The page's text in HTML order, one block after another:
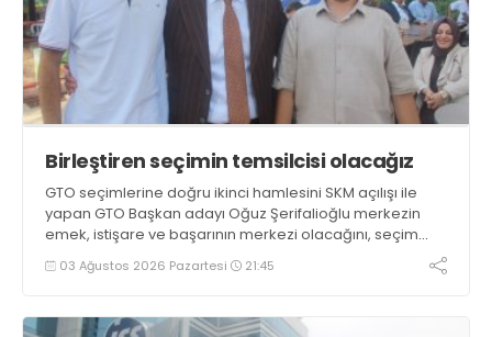
Birleştiren seçimin temsilcisi olacağız
GTO seçimlerine doğru ikinci hamlesini SKM açılışı ile
yapan GTO Başkan adayı Oğuz Şerifalioğlu merkezin
emek, istişare ve başarının merkezi olacağını, seçim
günlerine kadar birleştiren ve seviyeli seçimin temsilcisi
olacaklarını söyledi
03 Ağustos 2026 Pazartesi 21:45